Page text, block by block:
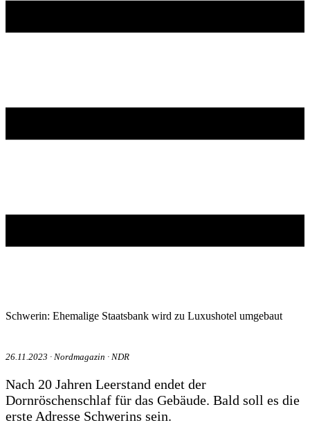
Schwerin: Ehemalige Staatsbank wird zu Luxushotel umgebaut
26.11.2023 ∙ Nordmagazin ∙ NDR
Nach 20 Jahren Leerstand endet der
Dornröschenschlaf für das Gebäude. Bald soll es die
erste Adresse Schwerins sein.